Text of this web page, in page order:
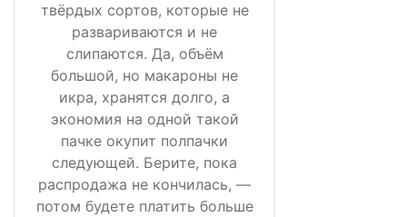
твёрдых сортов, которые не
развариваются и не
слипаются. Да, объём
большой, но макароны не
икра, хранятся долго, а
экономия на одной такой
пачке окупит полпачки
следующей. Берите, пока
распродажа не кончилась, —
потом будете платить больше